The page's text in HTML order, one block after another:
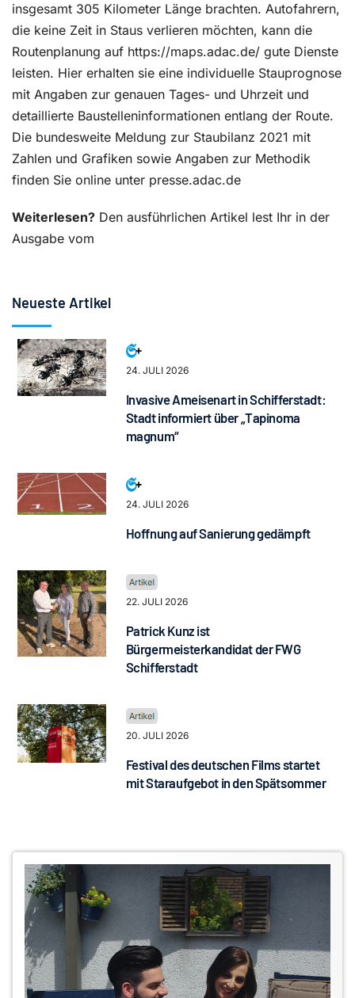
insgesamt 305 Kilometer Länge brachten. Autofahrern,
die keine Zeit in Staus verlieren möchten, kann die
Routenplanung auf https://maps.adac.de/ gute Dienste
leisten. Hier erhalten sie eine individuelle Stauprognose
mit Angaben zur genauen Tages- und Uhrzeit und
detaillierte Baustelleninformationen entlang der Route.
Die bundesweite Meldung zur Staubilanz 2021 mit
Zahlen und Grafiken sowie Angaben zur Methodik
finden Sie online unter presse.adac.de
Weiterlesen? Den ausführlichen Artikel lest Ihr in der
Ausgabe vom
Neueste Artikel
24. JULI 2026
Invasive Ameisenart in Schifferstadt:
Stadt informiert über „Tapinoma
magnum“
24. JULI 2026
Hoffnung auf Sanierung gedämpft
22. JULI 2026
Patrick Kunz ist
Bürgermeisterkandidat der FWG
Schifferstadt
20. JULI 2026
Festival des deutschen Films startet
mit Staraufgebot in den Spätsommer